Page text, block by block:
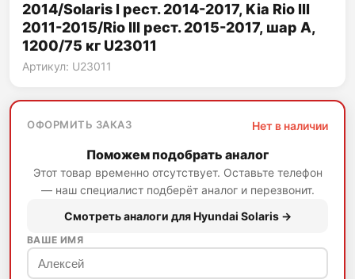
2014/Solaris I рест. 2014-2017, Kia Rio III
2011-2015/Rio III рест. 2015-2017, шар А,
1200/75 кг U23011
Артикул: U23011
ОФОРМИТЬ ЗАКАЗ Нет в наличии
Поможем подобрать аналог
Этот товар временно отсутствует. Оставьте телефон
— наш специалист подберёт аналог и перезвонит.
Смотреть аналоги для Hyundai Solaris →
ВАШЕ ИМЯ